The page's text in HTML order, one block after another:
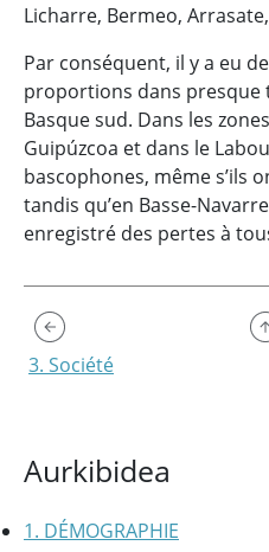
Aurkibidea
1. DÉMOGRAPHIE
Licharre, Bermeo,
Par conséquent, il y a eu
proportions dans presque
Basque sud. Dans les
Guipúzcoa et dans le
bascophones, même s’ils
tandis qu’en Basse-
enregistré des pertes à
3. Société